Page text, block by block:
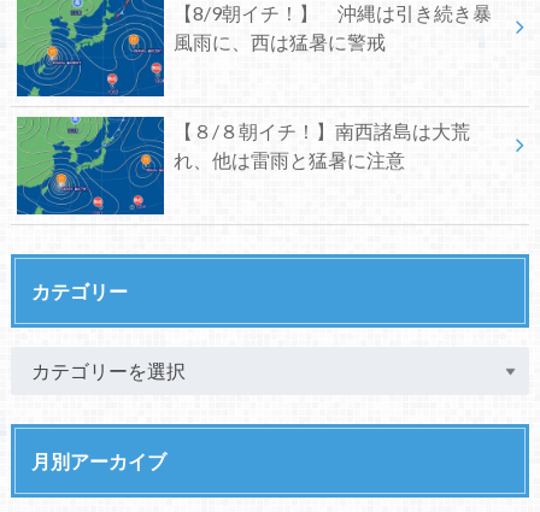
【8/9朝イチ！】 沖縄は引き続き暴
風雨に、西は猛暑に警戒
【８/８朝イチ！】南西諸島は大荒
れ、他は雷雨と猛暑に注意
カテゴリー
月別アーカイブ